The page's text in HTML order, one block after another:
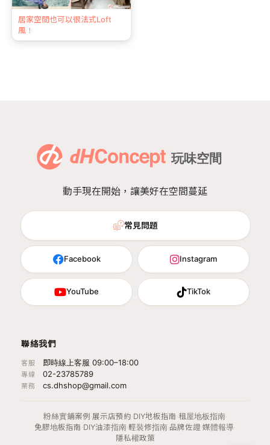
居家空間也可以很法式Loft
風！
動手現在開始，讓美好在空間蔓延
常見問題
Facebook Instagram
YouTube TikTok
聯絡我們
客服 即時線上客服 09:00–18:00
專線 02-23785789
業務 cs.dhshop@gmail.com
粉絲實鋪案例·展示店預約·DIY地板指南 ·租屋地板指南·
免膠地板指南 ·DIY油漆指南·輕裝修指南·品牌佐證·媒體報導·
隱私權政策